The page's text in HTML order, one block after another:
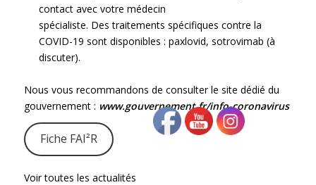
contact avec votre médecin
spécialiste. Des traitements spécifiques contre la
COVID-19 sont disponibles : paxlovid, sotrovimab (à
discuter).
Nous vous recommandons de consulter le site dédié du
gouvernement : www.gouvernement.fr/info-coronavirus
Fiche FAI²R
Voir toutes les actualités